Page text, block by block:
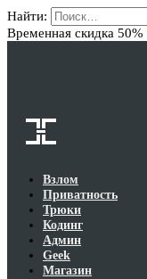
Найти:
Временная скидка 50%
Взлом
Приватность
Трюки
Кодинг
Админ
Geek
Магазин